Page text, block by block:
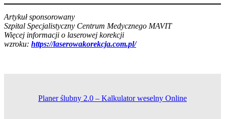
Artykuł sponsorowany
Szpital Specjalistyczny Centrum Medycznego MAVIT
Więcej informacji o laserowej korekcji
wzroku: https://laserowakorekcja.com.pl/
Planer ślubny 2.0 – Kalkulator weselny Online